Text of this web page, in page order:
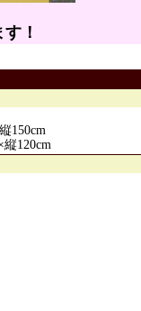
！
150cm
120cm